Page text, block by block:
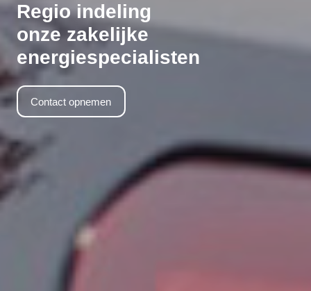
Regio indeling
onze zakelijke
energiespecialisten
Contact opnemen